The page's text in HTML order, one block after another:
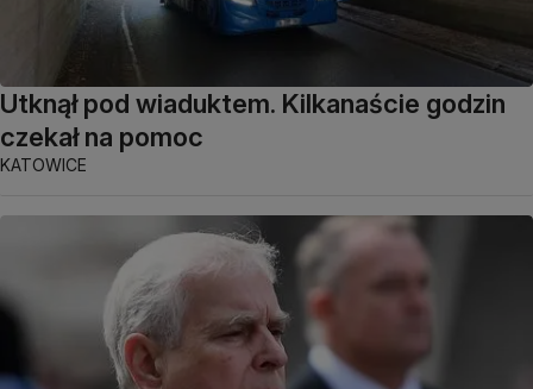
Utknął pod wiaduktem. Kilkanaście godzin
czekał na pomoc
KATOWICE